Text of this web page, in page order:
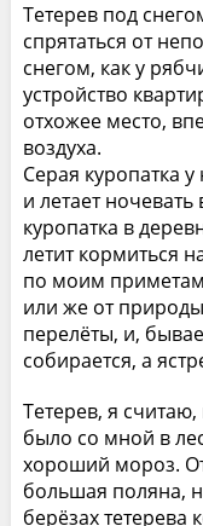
Тетерев под
спрятаться от
снегом, как у
устройство
отхожее место,
воздуха.
Серая куропатка
и летает
куропатка в
летит кормиться
по моим
или же от
перелёты, и,
собирается, а
Тетерев, я
было со мной в
хороший мороз.
большая поляна,
берёзах тетерева